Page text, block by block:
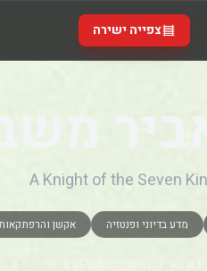
צפייה ישירה
A Knight of the Seven
מדע בדיוני ופנטזיה אקשן
ג'ורג' ר. ר. מרטין, Ira Parker